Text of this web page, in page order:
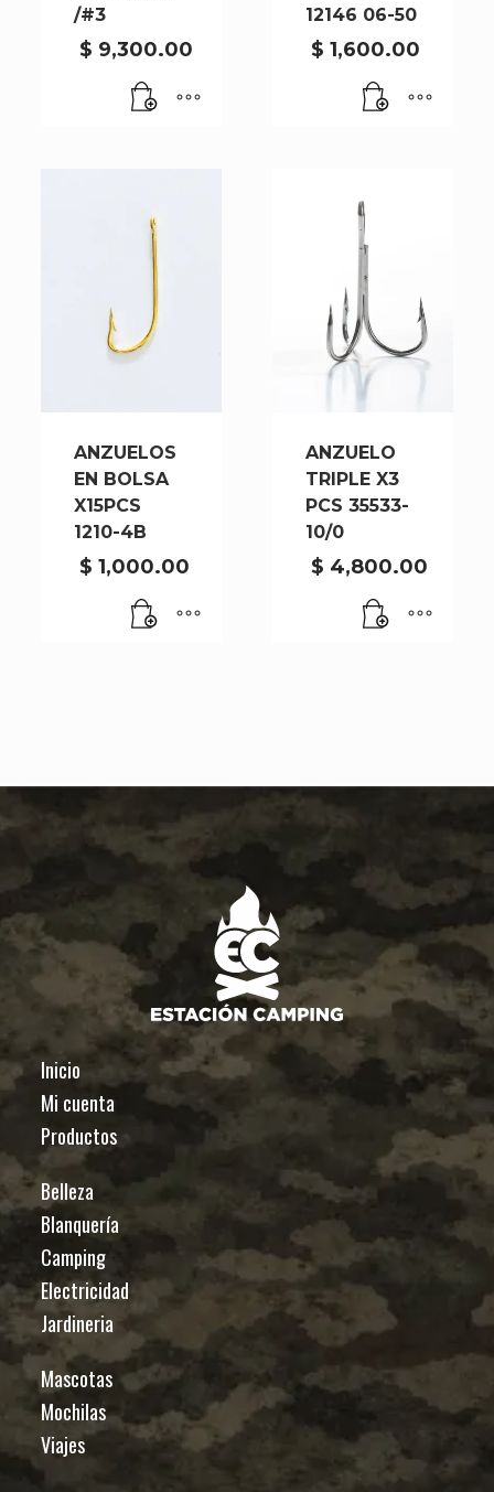
/#3
$ 9,300.00
12146 06-50
$ 1,600.00
ANZUELOS
EN BOLSA
X15PCS
1210-4B
$ 1,000.00
ANZUELO
TRIPLE X3
PCS 35533-
10/0
$ 4,800.00
Inicio
Mi cuenta
Productos
Belleza
Blanquería
Camping
Electricidad
Jardineria
Mascotas
Mochilas
Viajes